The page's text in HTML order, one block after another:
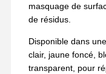
masquage de
de résidus.
Disponible dans
clair, jaune foncé,
transparent, pour